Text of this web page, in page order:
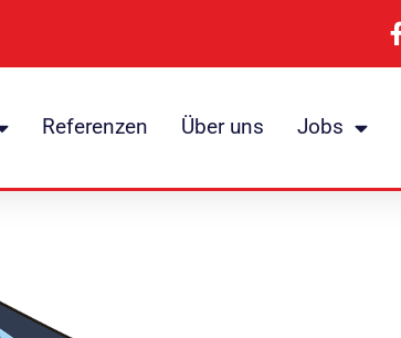
Referenzen Über uns Jobs